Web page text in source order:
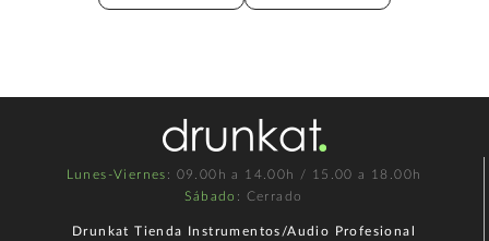
Lunes-Viernes : 09.00h a 14.00h / 15.00 a 18.00h
Sábado : Cerrado
Drunkat Tienda Instrumentos/Audio Profesional